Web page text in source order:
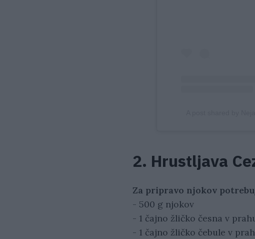
2. Hrustljava
Za pripravo njokov
- 500 g njokov
- 1 čajno žličko česna v
- 1 čajno žličko čebule v